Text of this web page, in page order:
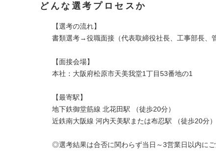
どんな選考プロセスか
【選考の流れ】
書類選考→役職面接（代表取締役社長、工事部長、
【面接会場】
本社：大阪府松原市天美我堂1丁目53番地の1
【最寄駅】
地下鉄御堂筋線 北花田駅 （徒歩20分）
近鉄南大阪線 河内天美駅または布忍駅 （徒歩20分）
◎選考結果は合否に関わらず当日～3営業日以内に